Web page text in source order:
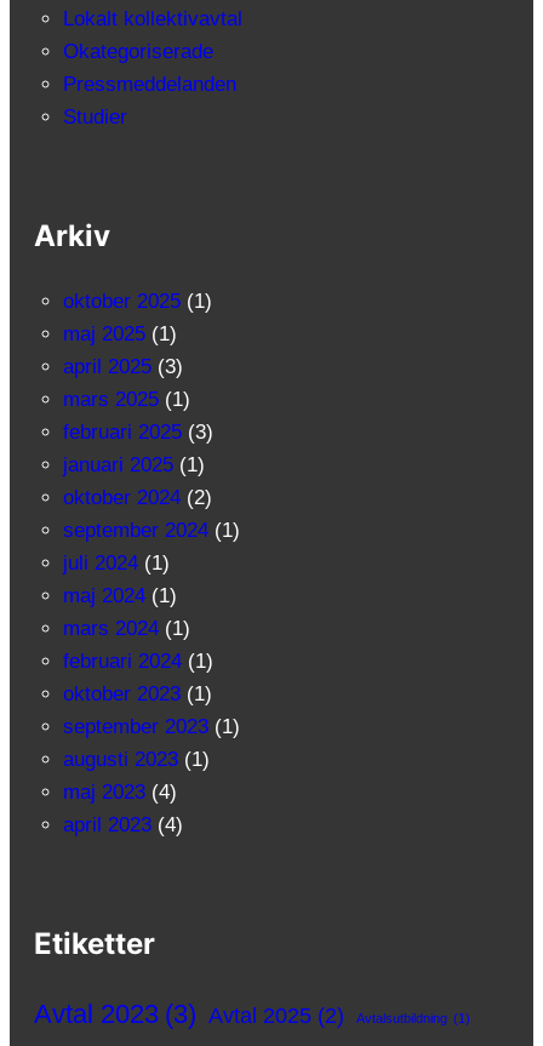
Lokalt kollektivavtal
Okategoriserade
Pressmeddelanden
Studier
Arkiv
oktober 2025 (1)
maj 2025 (1)
april 2025 (3)
mars 2025 (1)
februari 2025 (3)
januari 2025 (1)
oktober 2024 (2)
september 2024 (1)
juli 2024 (1)
maj 2024 (1)
mars 2024 (1)
februari 2024 (1)
oktober 2023 (1)
september 2023 (1)
augusti 2023 (1)
maj 2023 (4)
april 2023 (4)
Etiketter
Avtal 2023 (3) Avtal 2025 (2) Avtalsutbildning (1)